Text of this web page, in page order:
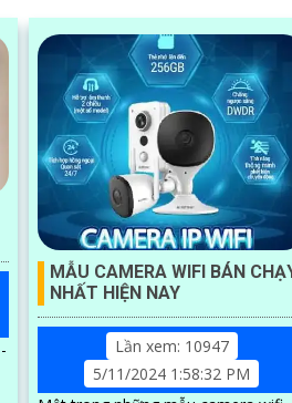
MẪU CAMERA WIFI BÁN
NHẤT HIỆN NAY
Lần xem: 10947
5/11/2024 1:58:32 PM